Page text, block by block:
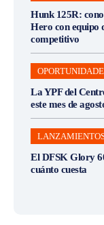
Hunk 125R:
Hero con equipo
competitivo
La YPF del
este mes de
El DFSK Glory
cuánto cuesta